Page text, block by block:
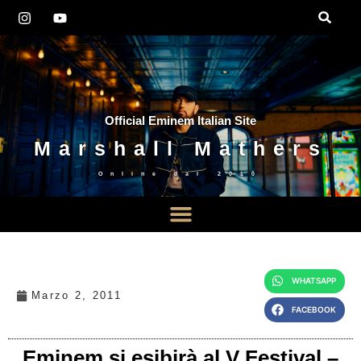
Official Eminem Italian Site
Marshall Mathers
Online dal 2010
Marzo 2, 2011
WHATSAPP
FACEBOOK